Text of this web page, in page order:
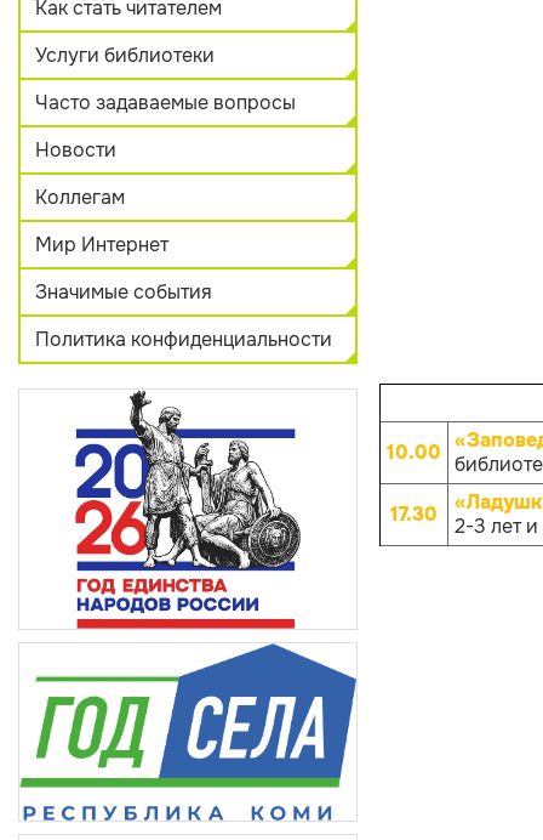
Как стать читателем
Услуги библиотеки
Часто задаваемые вопросы
Новости
Коллегам
Мир Интернет
Значимые события
Политика конфиденциальности
10.00
17.30
2-3 лет